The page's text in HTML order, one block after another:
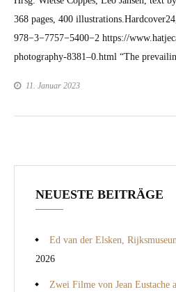
368 pages, 400
978−3−7757−5400−2 https://
photography-8381–0.html “The
11. Januar 2023
NEUESTE BEITRÄGE
Ed van der Elsken,
2026
Zwei Filme von Jean Eustache